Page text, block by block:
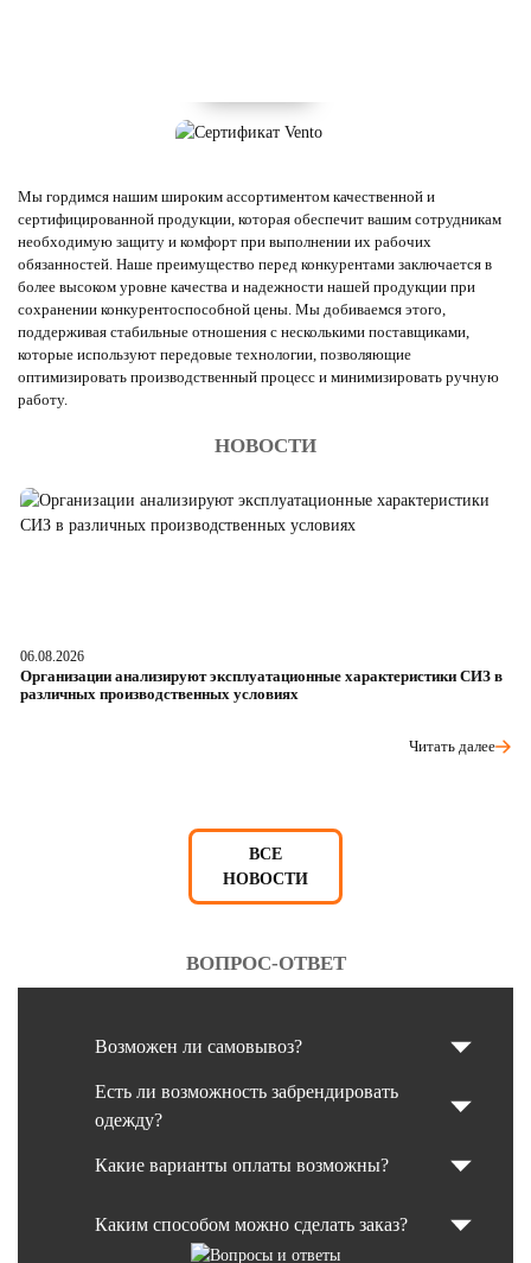
Мы гордимся нашим широким ассортиментом качественной и
сертифицированной продукции, которая обеспечит вашим сотрудникам
необходимую защиту и комфорт при выполнении их рабочих
обязанностей. Наше преимущество перед конкурентами заключается в
более высоком уровне качества и надежности нашей продукции при
сохранении конкурентоспособной цены. Мы добиваемся этого,
поддерживая стабильные отношения с несколькими поставщиками,
которые используют передовые технологии, позволяющие
оптимизировать производственный процесс и минимизировать ручную
работу.
НОВОСТИ
06.08.2026
Организации анализируют эксплуатационные характеристики СИЗ в
различных производственных условиях
Читать далее
ВСЕ
НОВОСТИ
ВОПРОС-ОТВЕТ
Возможен ли самовывоз?
Есть ли возможность забрендировать
одежду?
Какие варианты оплаты возможны?
Каким способом можно сделать заказ?